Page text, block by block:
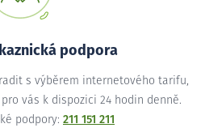
podpora
s výběrem internetového tarifu,
vás k dispozici 24 hodin denně.
podpory: 211 151 211